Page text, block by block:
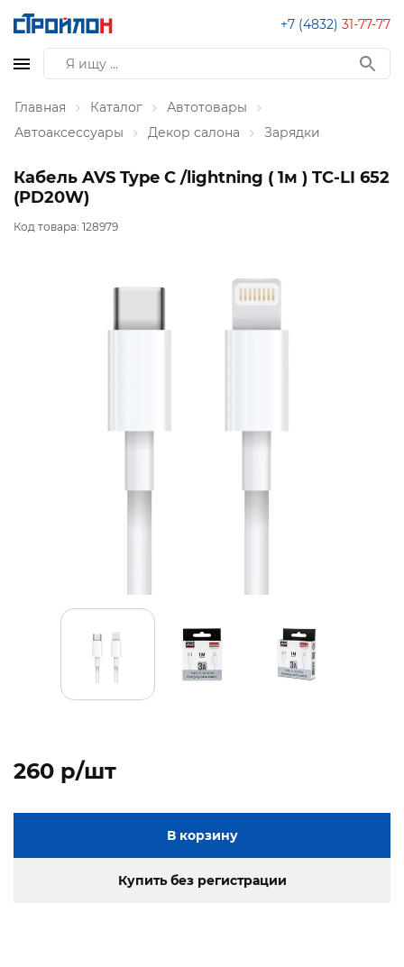
+7 (4832) 31-77-77
Главная Каталог
Автотовары
Автоаксессуары
Декор салона Зарядки
Кабель AVS Type C /lightning ( 1м ) TC-LI 652
(PD20W)
Код товара: 128979
260 p/шт
В корзину
Купить без регистрации